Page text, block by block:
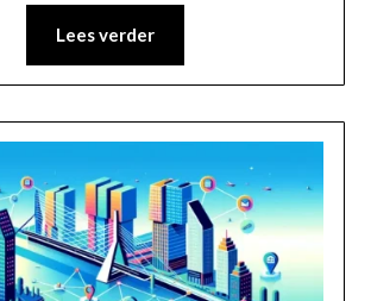
Lees verder